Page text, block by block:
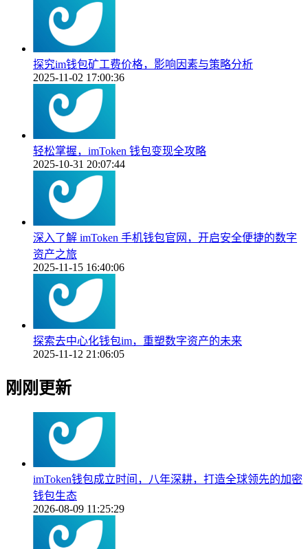
探究im钱包矿工费价格，影响因素与策略分析
2025-11-02 17:00:36
轻松掌握，imToken 钱包变现全攻略
2025-10-31 20:07:44
深入了解 imToken 手机钱包官网，开启安全便捷的数字
资产之旅
2025-11-15 16:40:06
探索去中心化钱包im，重塑数字资产的未来
2025-11-12 21:06:05
刚刚更新
imToken钱包成立时间，八年深耕，打造全球领先的加密
钱包生态
2026-08-09 11:25:29